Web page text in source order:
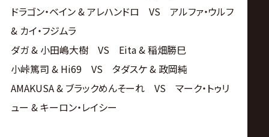
ドラゴン・ベイン & アレハンドロ VS アルファ・ウルフ
& カイ・フジムラ
ダガ & 小田嶋大樹 VS Eita & 稲畑勝巳
小峠篤司 & Hi69 VS タダスケ & 政岡純
AMAKUSA & ブラックめんそーれ VS マーク・トゥリ
ュー & キーロン・レイシー